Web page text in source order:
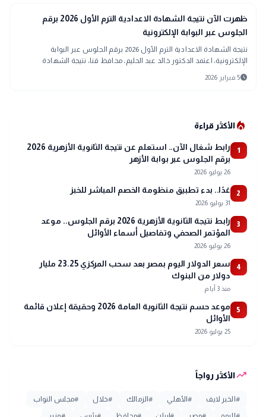
school
مدارس وجامعات
ظهرت الآن نتيجة الشهادة الاعدادية الترم الأول 2026 برقم
الجلوس عبر البوابة الإلكترونية
نتيجة الشهادة الاعدادية الترم الأول 2026 برقم الجلوس عبر البوابة
الإلكترونية، اعتمد الدكتور خالد عبد الحليم، محافظ قنا، نتيجة الشهادة
وذلك في حضور طارق محمد سعد الدين وكيل وزارة التربية والتعليم.
schedule5 فبراير 2026
local_fire_departmentالأكثر قراءة
1
رابط شغال الآن.. استعلم عن نتيجة الثانوية الأزهرية 2026
برقم الجلوس عبر بوابة الأزهر
26 يوليو 2026
2 غدًا.. بدء تطبيق منظومة الخصم المباشر للخبز
31 يوليو 2026
3
رابط نتيجة الثانوية الأزهرية 2026 برقم الجلوس.. موعد
المؤتمر الصحفي وتفاصيل أسماء الأوائل
26 يوليو 2026
4
سعر الدولار اليوم بمصر بعد سحب المركزي 23.25 مليار
دولار من البنوك
منذ 3 أيام
5
موعد حسم نتيجة الثانوية العامة 2026 وحقيقة إعلان قائمة
الأوائل
25 يوليو 2026
trending_upالأكثر رواجاً
# الخبر لايف #الأهلي #الزمالك #خلال #مجلس النواب